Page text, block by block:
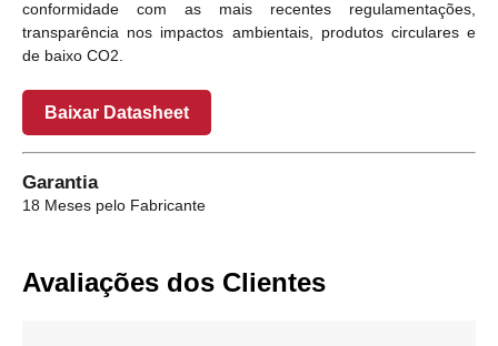
conformidade com as mais recentes regulamentações,
transparência nos impactos ambientais, produtos circulares e
de baixo CO2.
Baixar Datasheet
Garantia
18 Meses pelo Fabricante
Avaliações dos Clientes